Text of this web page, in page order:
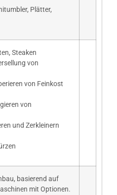
Plätter,
Steaken
von
von Feinkost
von
und Zerkleinern
basierend auf
mit Optionen.